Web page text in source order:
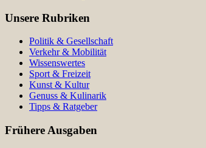
Unsere Rubriken
Politik & Gesellschaft
Verkehr & Mobilität
Wissenswertes
Sport & Freizeit
Kunst & Kultur
Genuss & Kulinarik
Tipps & Ratgeber
Frühere Ausgaben